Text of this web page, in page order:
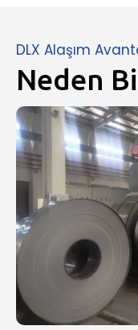
DLX Alaşım
Neden